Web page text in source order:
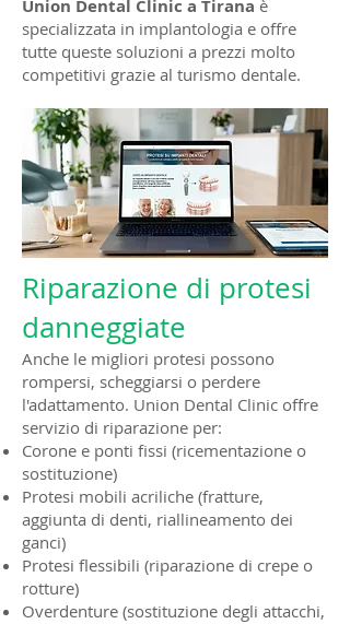
Union Dental Clinic a Tirana è
specializzata in implantologia e offre
tutte queste soluzioni a prezzi molto
competitivi grazie al turismo dentale.
Riparazione di protesi
danneggiate
Anche le migliori protesi possono
rompersi, scheggiarsi o perdere
l'adattamento. Union Dental Clinic offre
servizio di riparazione per:
Corone e ponti fissi (ricementazione o
sostituzione)
Protesi mobili acriliche (fratture,
aggiunta di denti, riallineamento dei
ganci)
Protesi flessibili (riparazione di crepe o
rotture)
Overdenture (sostituzione degli attacchi,